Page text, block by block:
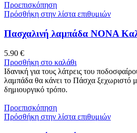
Προεπισκόπηση
Πρόσθήκη στην λίστα επιθυμιών
Πασχαλινή λαμπάδα ΝΟΝΑ
5.90 €
Προσθήκη στο καλάθι
Ιδανική για τους λάτρεις του
λαμπάδα θα κάνει το Πάσχα ξεχωριστό
δημιουργικό τρόπο.
Προεπισκόπηση
Πρόσθήκη στην λίστα επιθυμιών